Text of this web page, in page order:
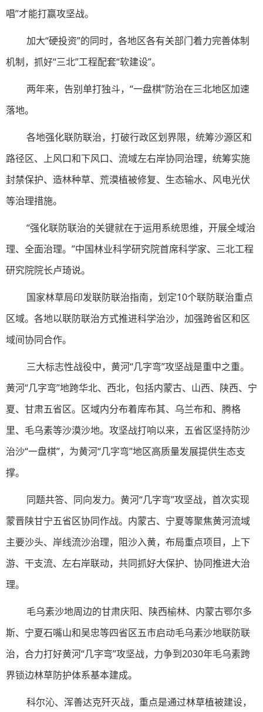
唱”才能打赢攻坚战。
加大“硬投资”的同时，各地区各有关部门着力完善体制
机制，抓好“三北”工程配套“软建设”。
两年来，告别单打独斗，“一盘棋”防治在三北地区加速
落地。
各地强化联防联治，打破行政区划界限，统筹沙源区和
路径区、上风口和下风口、流域左右岸协同治理，统筹实施
封禁保护、造林种草、荒漠植被修复、生态输水、风电光伏
等治理措施。
“强化联防联治的关键就在于运用系统思维，开展全域治
理、全面治理。”中国林业科学研究院首席科学家、三北工程
研究院院长卢琦说。
国家林草局印发联防联治指南，划定10个联防联治重点
区域。各地以联防联治方式推进科学治沙，加强跨省区和区
域间协同合作。
三大标志性战役中，黄河“几字弯”攻坚战是重中之重。
黄河“几字弯”地跨华北、西北，包括内蒙古、山西、陕西、宁
夏、甘肃五省区。区域内分布着库布其、乌兰布和、腾格
里、毛乌素等沙漠沙地。攻坚战打响以来，五省区坚持防沙
治沙“一盘棋”，为黄河“几字弯”地区高质量发展提供生态支
撑。
同题共答、同向发力。黄河“几字弯”攻坚战，首次实现
蒙晋陕甘宁五省区协同作战。内蒙古、宁夏等聚焦黄河流域
主要沙头、岸线流沙治理，阻沙入黄，布局重点项目，上下
游、干支流、左右岸联动，共同抓好大保护、协同推进大治
理。
毛乌素沙地周边的甘肃庆阳、陕西榆林、内蒙古鄂尔多
斯、宁夏石嘴山和吴忠等四省区五市启动毛乌素沙地联防联
治，合力打好黄河“几字弯”攻坚战，力争到2030年毛乌素跨
界锁边林草防护体系基本建成。
科尔沁、浑善达克歼灭战，重点是通过林草植被建设，